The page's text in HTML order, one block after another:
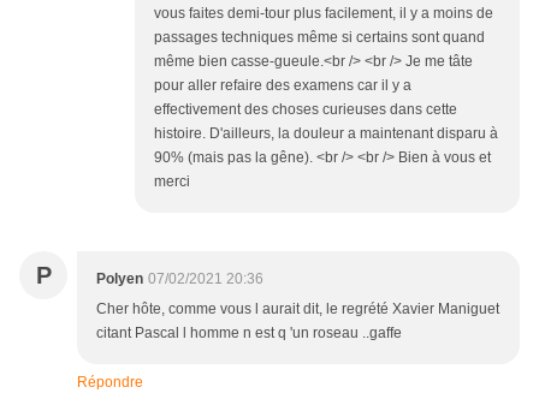
vous faites demi-tour plus facilement, il y a moins de
passages techniques même si certains sont quand
même bien casse-gueule.<br /> <br /> Je me tâte
pour aller refaire des examens car il y a
effectivement des choses curieuses dans cette
histoire. D'ailleurs, la douleur a maintenant disparu à
90% (mais pas la gêne). <br /> <br /> Bien à vous et
merci
P Polyen 07/02/2021 20:36
Cher hôte, comme vous l aurait dit, le regrété Xavier Maniguet
citant Pascal l homme n est q 'un roseau ..gaffe
Répondre